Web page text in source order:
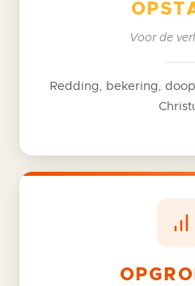
Voor de
Redding, bekering,